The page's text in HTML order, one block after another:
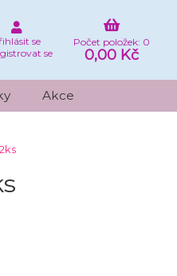
Počet položek: 0
0,00 Kč
se
se
Akce